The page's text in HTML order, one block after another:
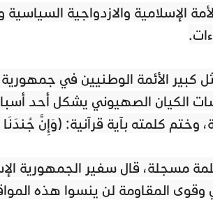
الإسلامية والازدواجية
كبير الأئمة الوطنيين في جمهورية
الكيان الصهيوني يشكل أحد
وختم كلمته بآية قرآنية: ﴿وَإِنَّ
مسجلة، قال سفير الجمهورية
وقوى المقاومة لن ينسوا هذه